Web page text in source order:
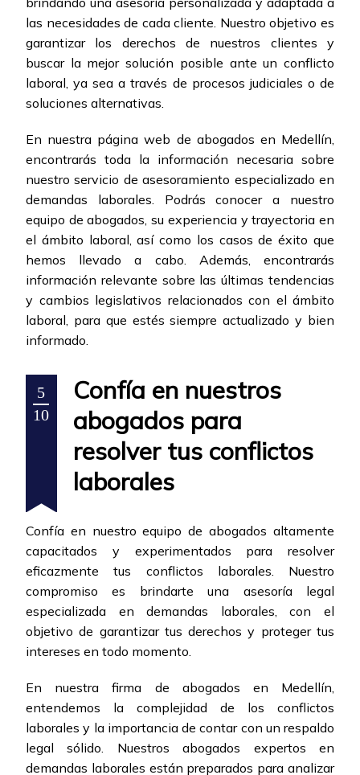
las necesidades de cada cliente. Nuestro objetivo es
garantizar los derechos de nuestros clientes y
buscar la mejor solución posible ante un conflicto
laboral, ya sea a través de procesos judiciales o de
soluciones alternativas.
En nuestra página web de abogados en Medellín,
encontrarás toda la información necesaria sobre
nuestro servicio de asesoramiento especializado en
demandas laborales. Podrás conocer a nuestro
equipo de abogados, su experiencia y trayectoria en
el ámbito laboral, así como los casos de éxito que
hemos llevado a cabo. Además, encontrarás
información relevante sobre las últimas tendencias
y cambios legislativos relacionados con el ámbito
laboral, para que estés siempre actualizado y bien
informado.
5
10
Confía en nuestros
abogados para
resolver tus conflictos
laborales
Confía en nuestro equipo de abogados altamente
capacitados y experimentados para resolver
eficazmente tus conflictos laborales. Nuestro
compromiso es brindarte una asesoría legal
especializada en demandas laborales, con el
objetivo de garantizar tus derechos y proteger tus
intereses en todo momento.
En nuestra firma de abogados en Medellín,
entendemos la complejidad de los conflictos
laborales y la importancia de contar con un respaldo
legal sólido. Nuestros abogados expertos en
demandas laborales están preparados para analizar